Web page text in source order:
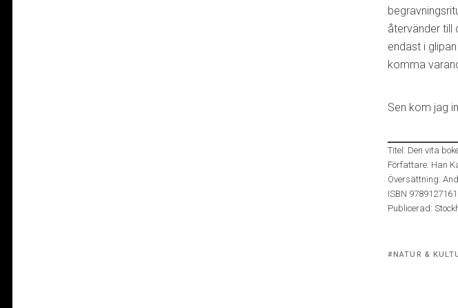
återvänder till
endast i
komma
Sen kom jag
Titel: Den vita
Författare: Han
Översättning:
ISBN
Publicerad:
Tagged
NATUR &